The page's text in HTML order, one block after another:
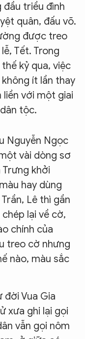
đầu triều đình
quân, đấu võ.
được treo
Tết. Trong
kỷ qua, việc
ít lần thay
liền với một giai
tộc.
Nguyễn Ngọc
vài dòng sơ
Trưng khởi
hay dùng
Lê thì gần
lại về cờ,
chính của
treo cờ nhưng
nào, màu sắc
Vua Gia
xưa ghi lại gọi
vẫn gọi nôm